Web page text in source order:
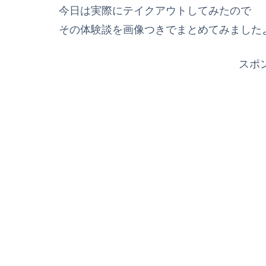
今日は実際にテイクアウトしてみたので
その体験談を画像つきでまとめてみました
スポ